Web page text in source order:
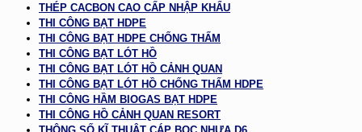
THÉP CACBON CAO CẤP NHẬP KHẨU
THI CÔNG BẠT HDPE
THI CÔNG BẠT HDPE CHỐNG THẤM
THI CÔNG BẠT LÓT HỒ
THI CÔNG BẠT LÓT HỒ CẢNH QUAN
THI CÔNG BẠT LÓT HỒ CHỐNG THẤM HDPE
THI CÔNG HẦM BIOGAS BẠT HDPE
THI CÔNG HỒ CẢNH QUAN RESORT